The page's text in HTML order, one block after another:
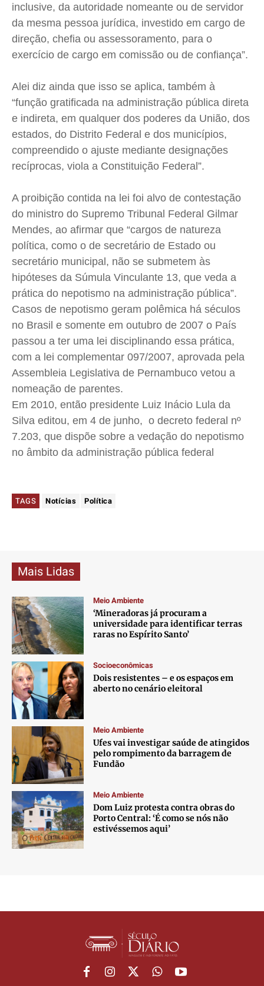
Termos de Uso
Privacidade
Termos de Uso
Privacidade
Termos de Uso
Privacidade
Termos de Uso
Privacidade
inclusive, da autoridade nomeante ou de servidor
da mesma pessoa jurídica, investido em cargo de
direção, chefia ou assessoramento, para o
exercício de cargo em comissão ou de confiança”.
Alei diz ainda que isso se aplica, também à
“função gratificada na administração pública direta
e indireta, em qualquer dos poderes da União, dos
estados, do Distrito Federal e dos municípios,
compreendido o ajuste mediante designações
recíprocas, viola a Constituição Federal”.
A proibição contida na lei foi alvo de contestação
do ministro do Supremo Tribunal Federal Gilmar
Mendes, ao afirmar que “cargos de natureza
política, como o de secretário de Estado ou
secretário municipal, não se submetem às
hipóteses da Súmula Vinculante 13, que veda a
prática do nepotismo na administração pública”.
Casos de nepotismo geram polêmica há séculos
no Brasil e somente em outubro de 2007 o País
passou a ter uma lei disciplinando essa prática,
com a lei complementar 097/2007, aprovada pela
Assembleia Legislativa de Pernambuco vetou a
nomeação de parentes.
Em 2010, então presidente Luiz Inácio Lula da
Silva editou, em 4 de junho, o decreto federal nº
7.203, que dispõe sobre a vedação do nepotismo
no âmbito da administração pública federal
TAGS Notícias Política
Mais Lidas
Meio Ambiente
‘Mineradoras já procuram a
universidade para identificar terras
raras no Espírito Santo’
Socioeconômicas
Dois resistentes – e os espaços em
aberto no cenário eleitoral
Meio Ambiente
Ufes vai investigar saúde de atingidos
pelo rompimento da barragem de
Fundão
Meio Ambiente
Dom Luiz protesta contra obras do
Porto Central: ‘É como se nós não
estivéssemos aqui’